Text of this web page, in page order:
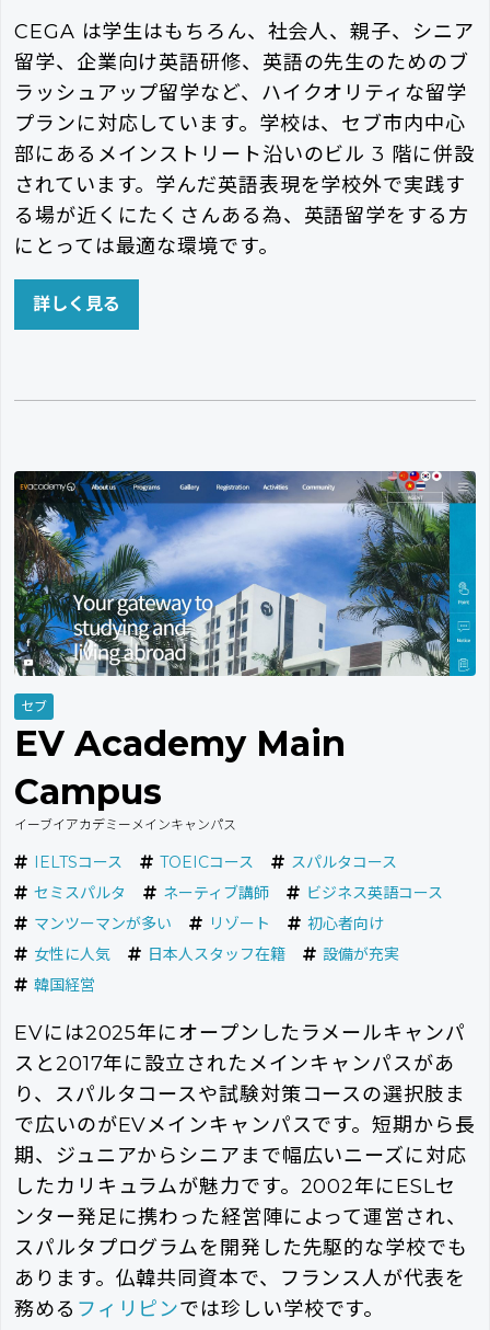
CEGA は学生はもちろん、社会人、親子、シニア
留学、企業向け英語研修、英語の先生のためのブ
ラッシュアップ留学など、ハイクオリティな留学
プランに対応しています。学校は、セブ市内中心
部にあるメインストリート沿いのビル 3 階に併設
されています。学んだ英語表現を学校外で実践す
る場が近くにたくさんある為、英語留学をする方
にとっては最適な環境です。
詳しく見る
セブ
EV Academy Main
Campus
イーブイアカデミーメインキャンパス
IELTSコース TOEICコース
スパルタコース
セミスパルタ
ネーティブ講師
ビジネス英語コース
マンツーマンが多い
リゾート
初心者向け
女性に人気
日本人スタッフ在籍
設備が充実
韓国経営
EVには2025年にオープンしたラメールキャンパ
スと2017年に設立されたメインキャンパスがあ
り、スパルタコースや試験対策コースの選択肢ま
で広いのがEVメインキャンパスです。短期から長
期、ジュニアからシニアまで幅広いニーズに対応
したカリキュラムが魅力です。2002年にESLセ
ンター発足に携わった経営陣によって運営され、
スパルタプログラムを開発した先駆的な学校でも
あります。仏韓共同資本で、フランス人が代表を
務める フィリピンでは珍しい学校です。